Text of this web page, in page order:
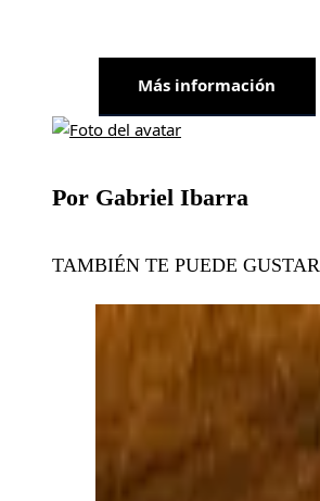
Más información
Por Gabriel Ibarra
TAMBIÉN TE PUEDE GUSTAR